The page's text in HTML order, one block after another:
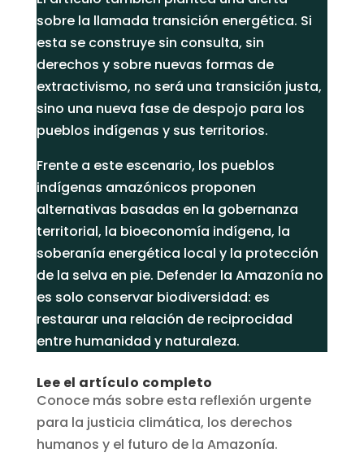
sobre la llamada transición energética. Si
esta se construye sin consulta, sin
derechos y sobre nuevas formas de
extractivismo, no será una transición justa,
sino una nueva fase de despojo para los
pueblos indígenas y sus territorios.
Frente a este escenario, los pueblos
indígenas amazónicos proponen
alternativas basadas en la gobernanza
territorial, la bioeconomía indígena, la
soberanía energética local y la protección
de la selva en pie. Defender la Amazonía no
es solo conservar biodiversidad: es
restaurar una relación de reciprocidad
entre humanidad y naturaleza.
Lee el artículo completo
Conoce más sobre esta reflexión urgente
para la justicia climática, los derechos
humanos y el futuro de la Amazonía.